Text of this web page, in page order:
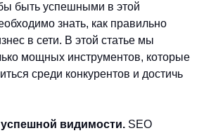
быть успешными в этой
знать, как правильно
в сети. В этой статье мы
мощных инструментов, которые
среди конкурентов и достичь
успешной видимости.SEO